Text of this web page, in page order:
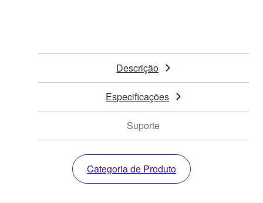
Descrição
Especificações
Suporte
Categoria de Produto